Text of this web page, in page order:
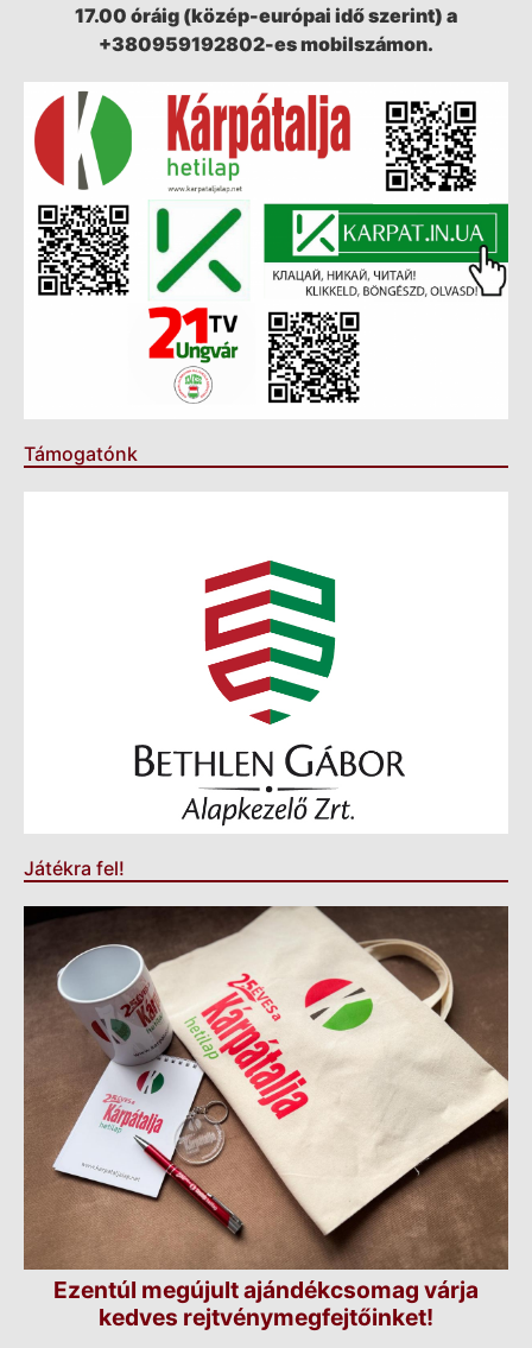
17.00 óráig (közép-európai idő szerint) a
+380959192802-es mobilszámon.
Támogatónk
Játékra fel!
Ezentúl megújult ajándékcsomag várja
kedves rejtvénymegfejtőinket!